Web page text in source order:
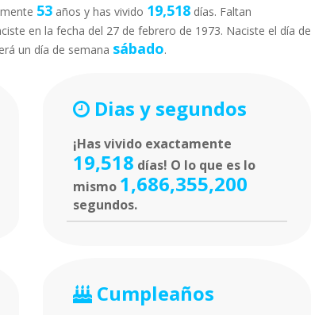
53 años y has vivido 19,518 días. Faltan
en la fecha del 27 de febrero de 1973. Naciste el día de
un día de semana sábado.
Dias y segundos
¡Has vivido exactamente
19,518 días! O lo que es lo
mismo 1,686,355,200
segundos.
Cumpleaños